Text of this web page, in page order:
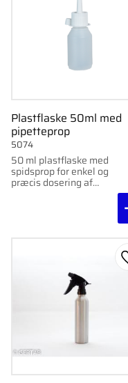
Plastflaske 50ml med
pipetteprop
50 ml plastflaske med
spidsprop for enkel og
præcis dosering af
5074